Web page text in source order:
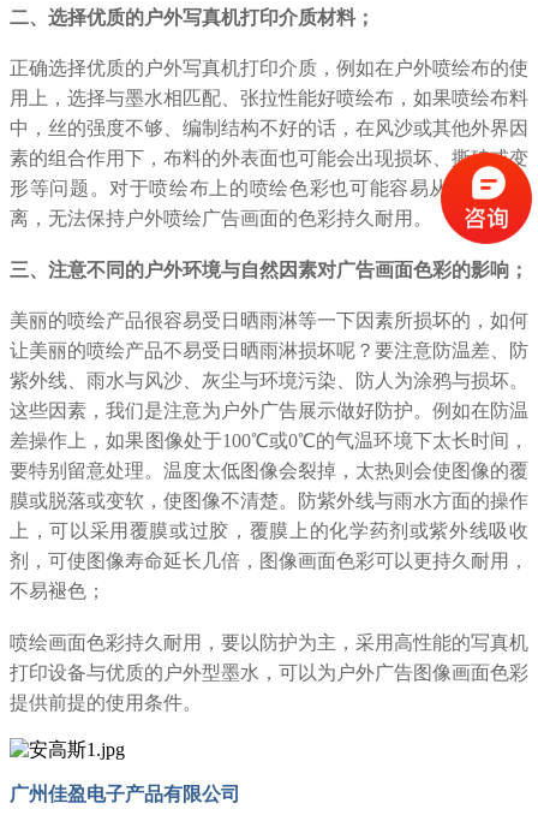
二、选择优质的户外写真机打印介质材料；
正确选择优质的户外写真机打印介质，例如在户外喷绘布的使
用上，选择与墨水相匹配、张拉性能好喷绘布，如果喷绘布料
中，丝的强度不够、编制结构不好的话，在风沙或其他外界因
素的组合作用下，布料的外表面也可能会出现损坏、撕破或变
形等问题。对于喷绘布上的喷绘色彩也可能容易从基布上剥
离，无法保持户外喷绘广告画面的色彩持久耐用。
三、注意不同的户外环境与自然因素对广告画面色彩的影响；
美丽的喷绘产品很容易受日晒雨淋等一下因素所损坏的，如何
让美丽的喷绘产品不易受日晒雨淋损坏呢？要注意防温差、防
紫外线、雨水与风沙、灰尘与环境污染、防人为涂鸦与损坏。
这些因素，我们是注意为户外广告展示做好防护。例如在防温
差操作上，如果图像处于100℃或0℃的气温环境下太长时间，
要特别留意处理。温度太低图像会裂掉，太热则会使图像的覆
膜或脱落或变软，使图像不清楚。防紫外线与雨水方面的操作
上，可以采用覆膜或过胶，覆膜上的化学药剂或紫外线吸收
剂，可使图像寿命延长几倍，图像画面色彩可以更持久耐用，
不易褪色；
喷绘画面色彩持久耐用，要以防护为主，采用高性能的写真机
打印设备与优质的户外型墨水，可以为户外广告图像画面色彩
提供前提的使用条件。
广州佳盈电子产品有限公司